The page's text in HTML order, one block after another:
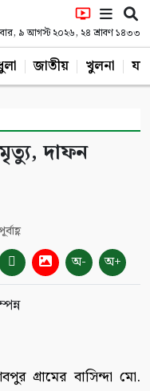
৯ আগস্ট ২০২৬, ২৪ শ্রাবণ ১৪৩৩
জাতীয় খুলনা
দাফন
অ- অ+
গ্রামের বাসিন্দা মো.